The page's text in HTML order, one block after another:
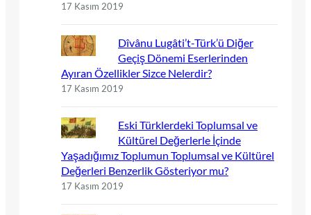
17 Kasım 2019
Dîvânu Lugâti’t-Türk’ü Diğer
Geçiş Dönemi Eserlerinden
Ayıran Özellikler Sizce Nelerdir?
17 Kasım 2019
Eski Türklerdeki Toplumsal ve
Kültürel Değerlerle İçinde
Yaşadığımız Toplumun Toplumsal ve Kültürel
Değerleri Benzerlik Gösteriyor mu?
17 Kasım 2019